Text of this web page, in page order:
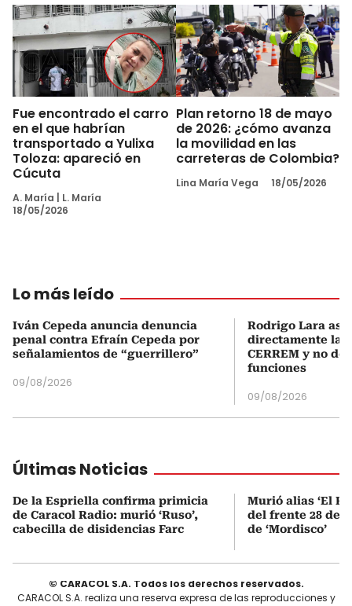
Fue encontrado el carro
en el que habrían
transportado a Yulixa
Toloza: apareció en
Cúcuta
A. María
L. María
18/05/2026
Plan retorno 18 de mayo
de 2026: ¿cómo avanza
la movilidad en las
carreteras de Colombia?
Lina María Vega 18/05/2026
Lo más leído
Iván Cepeda anuncia denuncia
penal contra Efraín Cepeda por
señalamientos de “guerrillero”
09/08/2026
Rodrigo Lara
directamente la
CERREM y no
funciones
09/08/2026
Últimas Noticias
De la Espriella confirma primicia
de Caracol Radio: murió ‘Ruso’,
cabecilla de disidencias Farc
Murió alias ‘El
del frente 28 de
de ‘Mordisco’
© CARACOL S.A. Todos los derechos reservados.
CARACOL S.A. realiza una reserva expresa de las reproducciones y